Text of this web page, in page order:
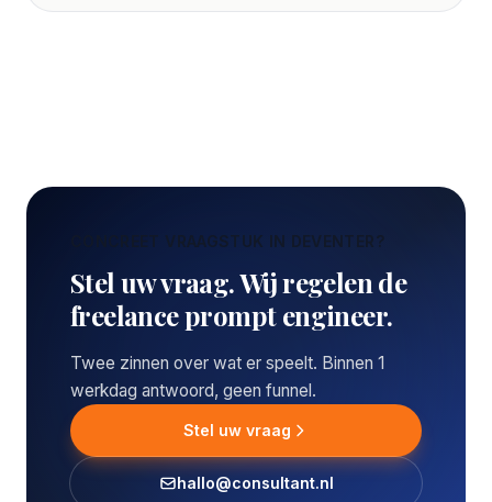
CONCREET VRAAGSTUK IN DEVENTER?
Stel uw vraag. Wij regelen de
freelance prompt engineer.
Twee zinnen over wat er speelt. Binnen 1
werkdag antwoord, geen funnel.
Stel uw vraag
hallo@consultant.nl